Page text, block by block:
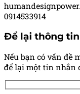
0914533914
Để lại thông tin
Nếu bạn có vấn đề
để lại một tin nhắn